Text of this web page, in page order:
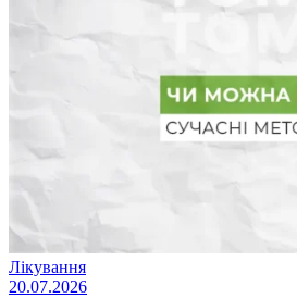
Лікування
20.07.2026